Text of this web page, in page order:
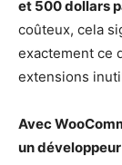
et 500 dollars
coûteux, cela
exactement ce
extensions
Avec
un